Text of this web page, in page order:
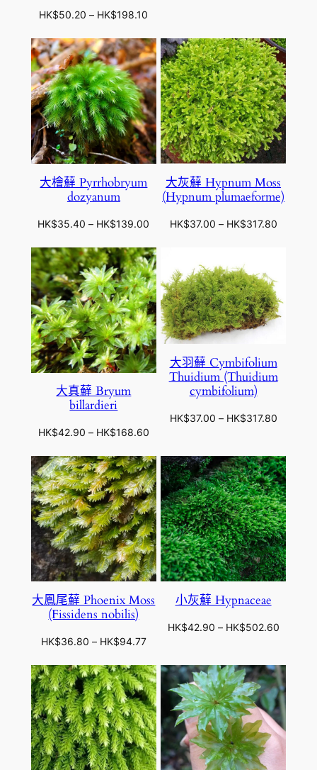
HK$50.20 – HK$198.10
範
圍
：
H
K
$
5
0
2
K
$
1
9
8
.
1
0
H
K
$
5
0
.
2
0
H
K
.
1
0
大檜蘚 Pyrrhobryum
dozyanum
HK$35.40 – HK$139.00
範
圍
：
H
K
$
3
5
K
$
1
3
9
.
0
0
大灰蘚 Hypnum Moss
(Hypnum plumaeforme)
HK$37.00 – HK$317.80價
：
H
K
7
.
K
$
3
1
7
.
8
0
大真蘚 Bryum
billardieri
HK$42.90 – HK$168.60價
範
圍
：
H
K
$
4
2
9
K
$
1
6
8
.
6
大羽蘚 Cymbifolium
Thuidium (Thuidium
cymbifolium)
HK$37.00 – HK$317.80價
圍
：
H
K
$
3
7
.
H
$
3
1
7
.
大鳳尾蘚 Phoenix Moss
(Fissidens nobilis)
HK$36.80 – HK$94.77價
範
圍
：
H
K
$
3
小灰蘚 Hypnaceae
HK$42.90 – HK$502.60價
圍
：
H
K
$
4